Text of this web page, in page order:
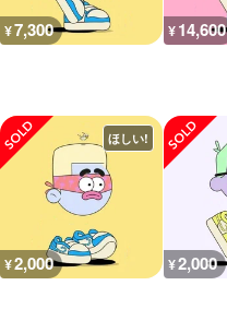
¥7,300 ¥14,600
¥2,000
ほしい!
¥2,000